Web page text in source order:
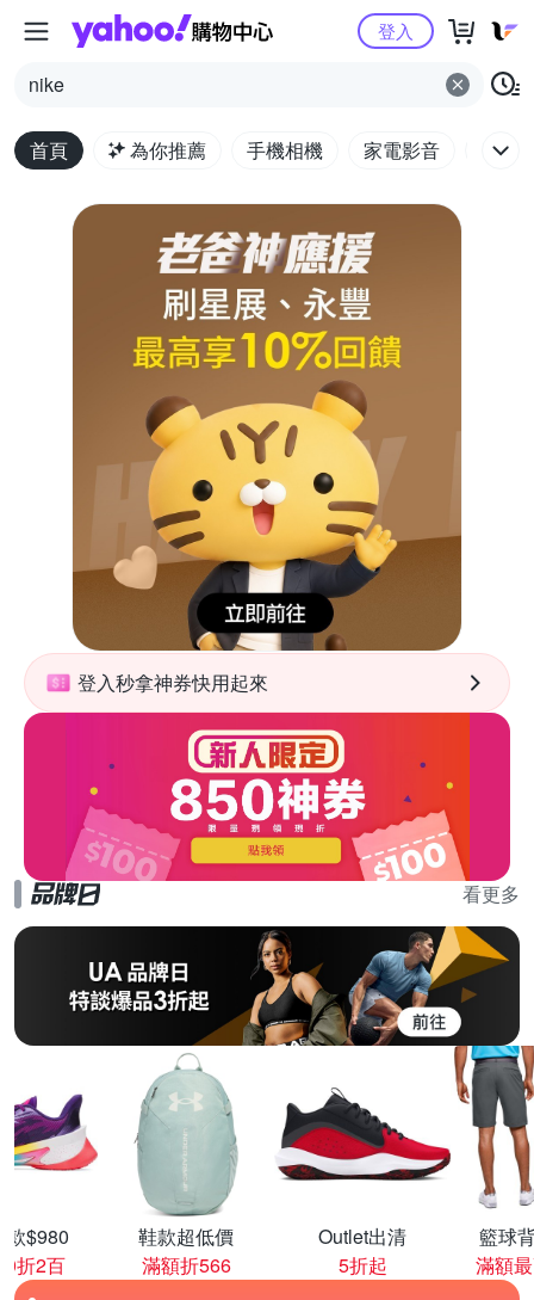
Yahoo購物中心
nike
登入
首頁 為你推薦 手機相機 家電影音 電腦
登入秒拿神券快用起來
看更多
款$980
折2百
鞋款超低價
滿額折566
Outlet出清
5折起
籃球
滿額